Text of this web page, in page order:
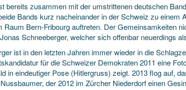
bereits zusammen mit der umstrittenen deutschen
Bands kurz nacheinander in der Schweiz zu einem
Raum Bern-Fribourg auftreten. Der Gemeinsamkeiten
Schneeberger, welcher sich offenbar neuerdings
ist in den letzten Jahren immer wieder in die
für die Schweizer Demokraten 2011 eine
in eindeutiger Pose (Hitlergruss) zeigt. 2013 flog auf,
der 2012 im Zürcher Niederdorf einen